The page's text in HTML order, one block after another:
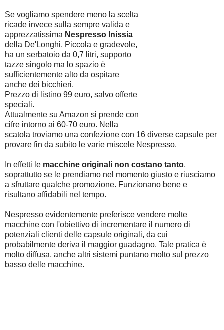
Se vogliamo spendere meno la scelta
ricade invece sulla sempre valida e
apprezzatissima Nespresso Inissia
della De'Longhi. Piccola e gradevole,
ha un serbatoio da 0,7 litri, supporto
tazze singolo ma lo spazio è
sufficientemente alto da ospitare
anche dei bicchieri.
Prezzo di listino 99 euro, salvo offerte
speciali.
Attualmente su Amazon si prende con
cifre intorno ai 60-70 euro. Nella
scatola troviamo una confezione con 16 diverse capsule per
provare fin da subito le varie miscele Nespresso.
In effetti le macchine originali non costano tanto,
soprattutto se le prendiamo nel momento giusto e riusciamo
a sfruttare qualche promozione. Funzionano bene e
risultano affidabili nel tempo.
Nespresso evidentemente preferisce vendere molte
macchine con l'obiettivo di incrementare il numero di
potenziali clienti delle capsule originali, da cui
probabilmente deriva il maggior guadagno. Tale pratica è
molto diffusa, anche altri sistemi puntano molto sul prezzo
basso delle macchine.